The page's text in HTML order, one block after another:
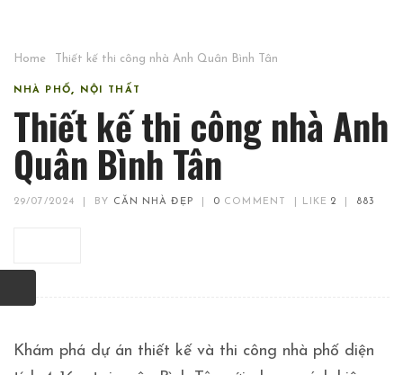
Home Thiết kế thi công nhà Anh Quân Bình Tân
NHÀ PHỐ, NỘI THẤT
Thiết kế thi công nhà Anh
Quân Bình Tân
29/07/2024 BY CĂN NHÀ ĐẸP 0 COMMENT LIKE 2 883
Khám phá dự án thiết kế và thi công nhà phố diện